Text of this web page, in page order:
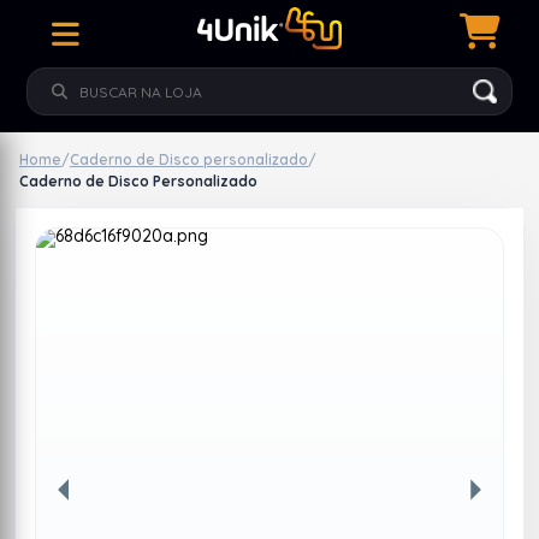
Home/Caderno de Disco personalizado/
Caderno de Disco Personalizado